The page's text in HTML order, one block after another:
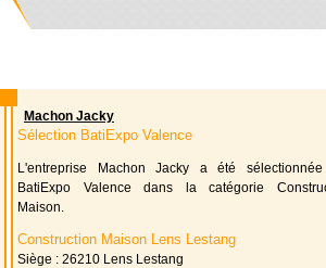
Machon Jacky
Sélection BatiExpo Valence
L'entreprise Machon Jacky a été
BatiExpo Valence dans la catégorie
Maison.
Construction Maison Lens Lestang
Siège : 26210 Lens Lestang